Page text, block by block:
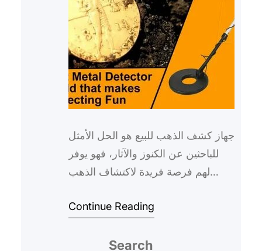
جهاز كشف الذهب للبيع هو الحل الأمثل
للباحثين عن الكنوز والآثار، فهو يوفر
لهم فرصة فريدة لاكتشاف الذهب
Continue Reading
Search